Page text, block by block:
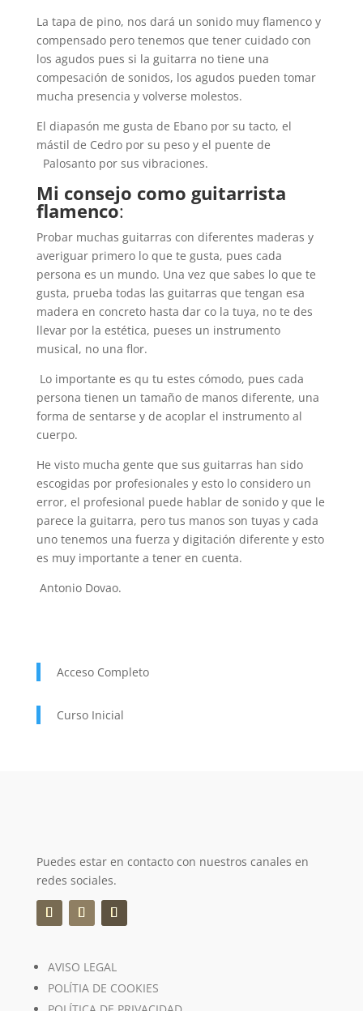
La tapa de pino, nos dará un sonido muy flamenco y
compensado pero tenemos que tener cuidado con
los agudos pues si la guitarra no tiene una
compesación de sonidos, los agudos pueden tomar
mucha presencia y volverse molestos.
El diapasón me gusta de Ebano por su tacto, el
mástil de Cedro por su peso y el puente de
Palosanto por sus vibraciones.
Mi consejo como guitarrista
flamenco:
Probar muchas guitarras con diferentes maderas y
averiguar primero lo que te gusta, pues cada
persona es un mundo. Una vez que sabes lo que te
gusta, prueba todas las guitarras que tengan esa
madera en concreto hasta dar co la tuya, no te des
llevar por la estética, pueses un instrumento
musical, no una flor.
Lo importante es qu tu estes cómodo, pues cada
persona tienen un tamaño de manos diferente, una
forma de sentarse y de acoplar el instrumento al
cuerpo.
He visto mucha gente que sus guitarras han sido
escogidas por profesionales y esto lo considero un
error, el profesional puede hablar de sonido y que le
parece la guitarra, pero tus manos son tuyas y cada
uno tenemos una fuerza y digitación diferente y esto
es muy importante a tener en cuenta.
Antonio Dovao.
Acceso Completo
Curso Inicial
Puedes estar en contacto con nuestros canales en
redes sociales.
AVISO LEGAL
POLÍTIA DE COOKIES